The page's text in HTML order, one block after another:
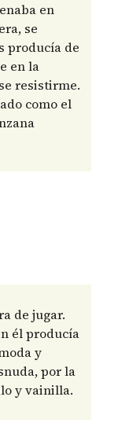
en
se
producía de
en la
resistirme.
como el
de jugar.
él producía
y
por la
y vainilla.